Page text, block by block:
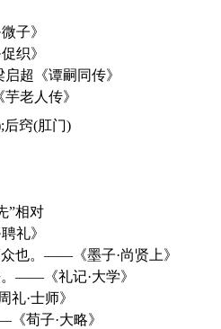
子》
织》
超《谭嗣同传》
老人传》
后窍(肛门)
”相对
礼》
也。——《墨子·尚贤上》
——《礼记·大学》
·士师》
荀子·大略》